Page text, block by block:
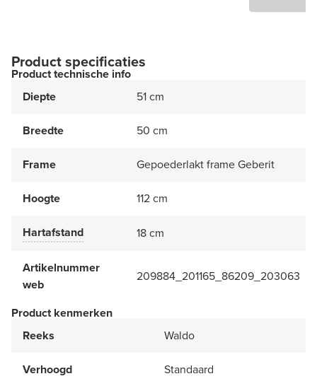
Product specificaties
Product technische info
Diepte
51 cm
Breedte 50 cm
Frame Gepoederlakt frame Geberit
Hoogte 112 cm
Hartafstand 18 cm
Artikelnummer
web
209884_201165_86209_203063
Product kenmerken
Reeks
Waldo
Verhoogd Standaard